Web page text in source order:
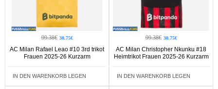
99.38€ 30.75€
AC Milan Rafael Leao #10 3rd trikot
Frauen 2025-26 Kurzarm
IN DEN WARENKORB LEGEN
99.38€ 30.75€
AC Milan Christopher Nkunku #18
Heimtrikot Frauen 2025-26 Kurzarm
IN DEN WARENKORB LEGEN